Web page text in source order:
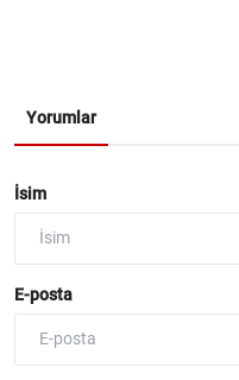
Yorumlar
İsim
E-posta